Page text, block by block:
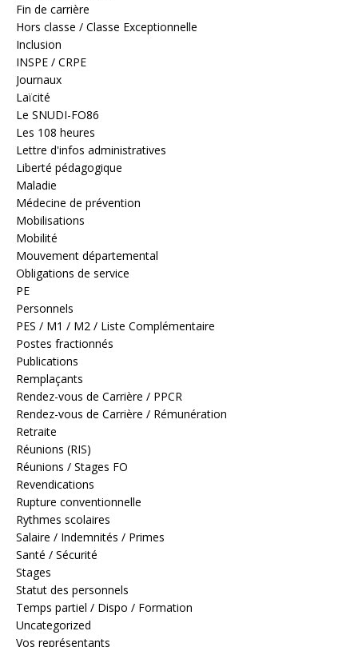
Fin de carrière
Hors classe / Classe Exceptionnelle
Inclusion
INSPE / CRPE
Journaux
Laïcité
Le SNUDI-FO86
Les 108 heures
Lettre d'infos administratives
Liberté pédagogique
Maladie
Médecine de prévention
Mobilisations
Mobilité
Mouvement départemental
Obligations de service
PE
Personnels
PES / M1 / M2 / Liste Complémentaire
Postes fractionnés
Publications
Remplaçants
Rendez-vous de Carrière / PPCR
Rendez-vous de Carrière / Rémunération
Retraite
Réunions (RIS)
Réunions / Stages FO
Revendications
Rupture conventionnelle
Rythmes scolaires
Salaire / Indemnités / Primes
Santé / Sécurité
Stages
Statut des personnels
Temps partiel / Dispo / Formation
Uncategorized
Vos représentants